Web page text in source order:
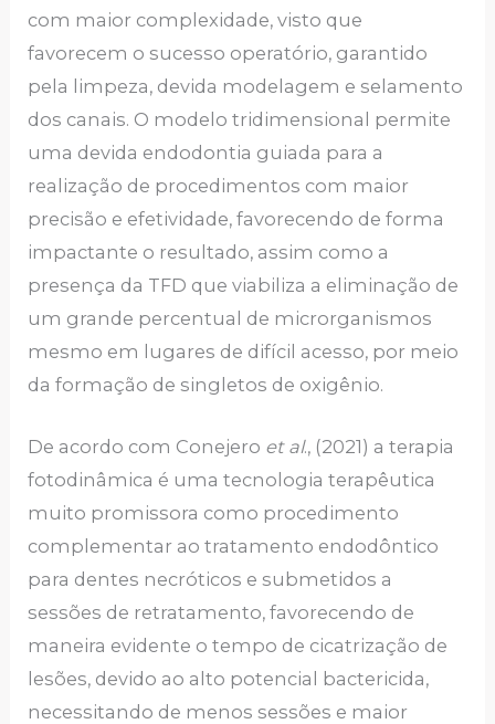
com maior complexidade, visto que
favorecem o sucesso operatório, garantido
pela limpeza, devida modelagem e selamento
dos canais. O modelo tridimensional permite
uma devida endodontia guiada para a
realização de procedimentos com maior
precisão e efetividade, favorecendo de forma
impactante o resultado, assim como a
presença da TFD que viabiliza a eliminação de
um grande percentual de microrganismos
mesmo em lugares de difícil acesso, por meio
da formação de singletos de oxigênio.
De acordo com Conejero et al., (2021) a terapia
fotodinâmica é uma tecnologia terapêutica
muito promissora como procedimento
complementar ao tratamento endodôntico
para dentes necróticos e submetidos a
sessões de retratamento, favorecendo de
maneira evidente o tempo de cicatrização de
lesões, devido ao alto potencial bactericida,
necessitando de menos sessões e maior